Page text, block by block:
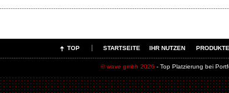
TOP STARTSEITE IHR NUTZEN PRODUKTE
© wave gmbh 2026 - Top Platzierung bei